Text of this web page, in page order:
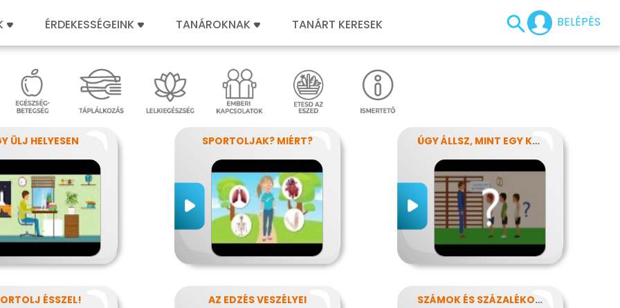
BELÉPÉS
ÉRDEKESSÉGEINK TANÁROKNAK TANÁRT KERESEK
ÜLJ HELYESEN SPORTOLJAK? MIÉRT? ÚGY ÁLLSZ, MINT EGY KÉRDŐJEL
ÉSSZEL! AZ EDZÉS VESZÉLYEI SZÁMOK ÉS SZÁZALÉKOK REJTELMEI